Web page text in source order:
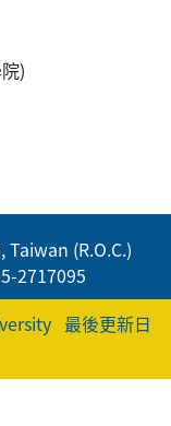
)
(R.O.C.)
2717095
最後更新日